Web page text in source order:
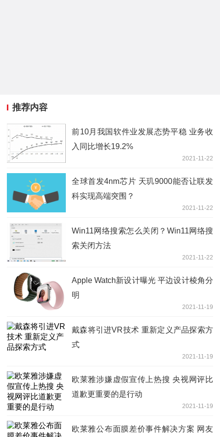
推荐内容
前10月我国软件业发展态势平稳 业务收
入同比增长19.2%
2021-11-22
全球首发4nm芯片 天玑9000能否让联发
科实现高端突围？
2021-11-22
Win11网络搜索怎么关闭？Win11网络搜
索关闭方法
2021-11-22
Apple Watch新设计曝光 平边设计棱角分
明
2021-11-19
戴森将引进VR技术 重新定义产品探索方
式
2021-11-19
欧莱雅涉嫌虚假宣传上热搜 央视网评比
道歉更重要的是行动
2021-11-19
欧莱雅公布面膜差价事件解决方案 网友